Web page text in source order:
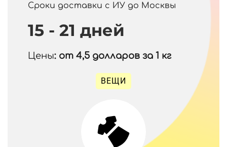
Сроки доставки с ИУ до Москвы
15 - 21 дней
Цены: от 4,5 долларов за 1 кг
ВЕЩИ